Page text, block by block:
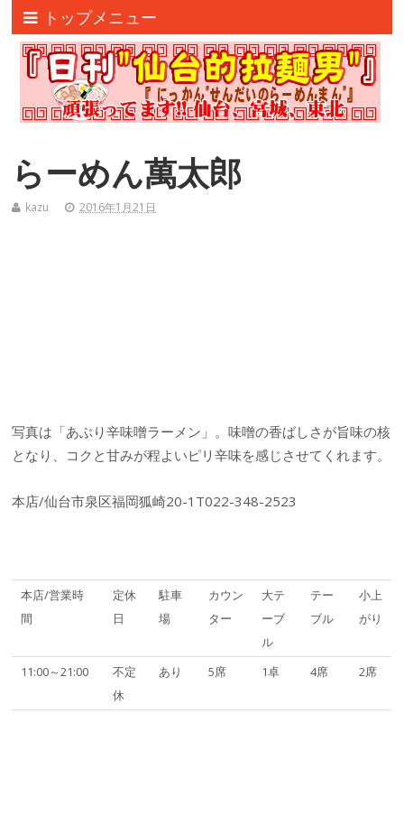
トップメニュー
らーめん萬太郎
kazu 2016年1月21日
写真は「あぶり辛味噌ラーメン」。味噌の香ばしさが旨味の核
となり、コクと甘みが程よいピリ辛味を感じさせてくれます。
本店/仙台市泉区福岡狐崎20-1T022-348-2523
本店/営業時
間
定休
日
駐車
場
カウン
ター
大テ
ーブ
ル
テー
ブル
小上
がり
11:00～21:00
不定
休
あり 5席 1卓 4席 2席